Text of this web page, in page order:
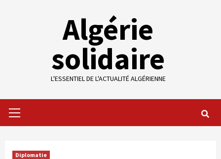
Algérie
solidaire
L'ESSENTIEL DE L'ACTUALITÉ ALGÉRIENNE
Menu
Diplomatie